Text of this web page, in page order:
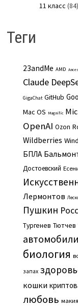
11 класс (84)
Теги
23andMe AMD
Claude
GigaChat GitHub
Mac OS Magnific
OpenAI Ozon
Wildberries
БПЛА
Достоевский
Лермонтов
Пушкин
Тургенев Тютчев
автомобили
биология
запах
кошки
любовь